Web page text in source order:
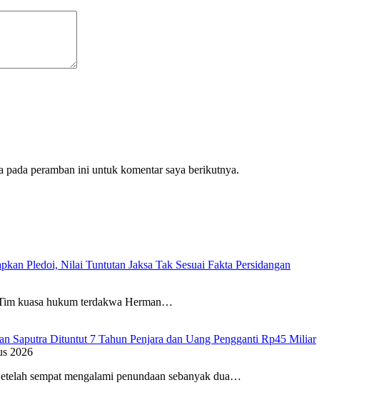
pada peramban ini untuk komentar saya berikutnya.
Pledoi, Nilai Tuntutan Jaksa Tak Sesuai Fakta Persidangan
kuasa hukum terdakwa Herman…
Saputra Dituntut 7 Tahun Penjara dan Uang Pengganti Rp45 Miliar
2026
sempat mengalami penundaan sebanyak dua…